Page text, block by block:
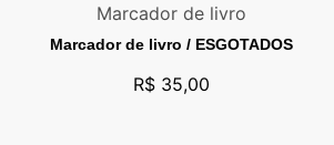
Marcador de livro
Marcador de livro / ESGOTADOS
R$35,00